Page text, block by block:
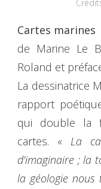
Cartes marines
de Marine Le
Roland et
La dessinatrice
rapport
qui double la
cartes. « La
d’imaginaire ; la
la géologie nous